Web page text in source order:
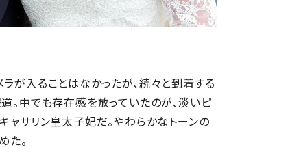
が入ることはなかったが、続々と到着する
。中でも存在感を放っていたのが、淡いピ
ャサリン皇太子妃だ。やわらかなトーンの
た。